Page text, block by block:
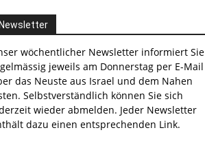
Newsletter
wöchentlicher Newsletter informiert Sie
jeweils am Donnerstag per E-Mail
das Neuste aus Israel und dem Nahen
Selbstverständlich können Sie sich
wieder abmelden. Jeder Newsletter
dazu einen entsprechenden Link.